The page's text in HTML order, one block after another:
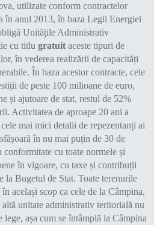
utilizate conform contractelor
în anul 2013, în baza Legii Energiei
Unitățile Administrativ
cu titlu gratuitaceste tipuri de
în vederea realizării de capacități
În baza acestor contracte, cele
de peste 100 milioane de euro,
și ajutoare de stat, restul de 52%
Activitatea de aproape 20 ani a
mai mici detalii de repezentanți ai
în nu mai puțin de 30 de
cu toate normele și
în vigoare, cu taxe și contribuții
la Bugetul de Stat. Toate terenurile
același scop ca cele de la Câmpina,
unitate administrativ teritorială nu
lege, așa cum se întâmplă la Câmpina